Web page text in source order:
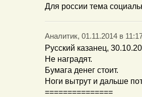
Для россии тема
Аналитик, 01.11.2014 в
Русский казанец,
Не наградят.
Бумага денег стоит.
Ноги вытрут и дальше
===============